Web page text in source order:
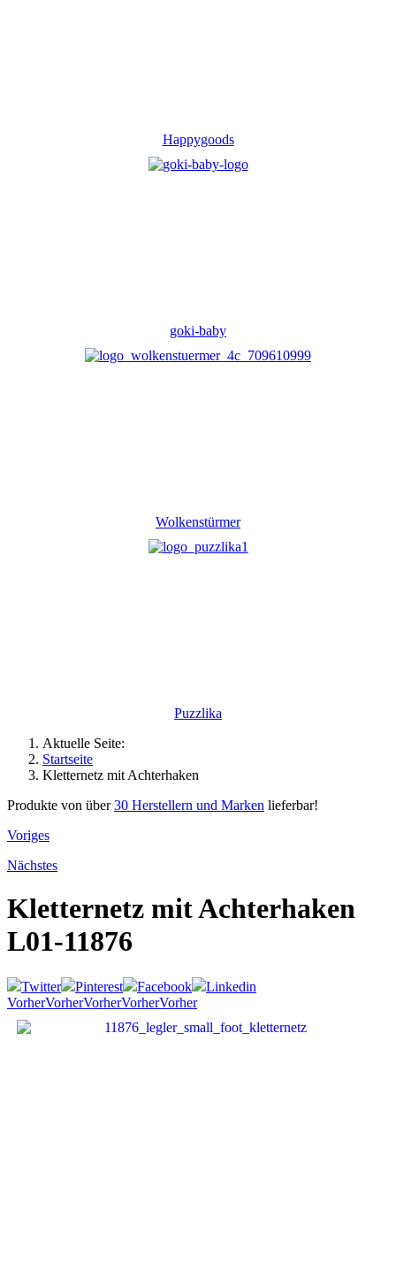
Happygoods
goki-baby
Wolkenstürmer
Puzzlika
Aktuelle Seite:
Startseite
Kletternetz mit Achterhaken
Produkte von über30 Herstellern und Marken lieferbar!
Voriges
Nächstes
Kletternetz mit Achterhaken
L01-11876
Twitter Pinterest Facebook
Linkedin
VorherVorherVorherVorherVorher